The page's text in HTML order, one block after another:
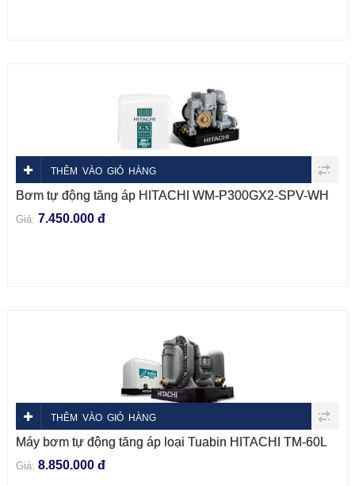
THÊM VÀO GIỎ HÀNG
Bơm tự động tăng áp HITACHI WM-P300GX2-SPV-WH
Giá: 7.450.000 đ
THÊM VÀO GIỎ HÀNG
Máy bơm tự động tăng áp loại Tuabin HITACHI TM-60L
Giá: 8.850.000 đ